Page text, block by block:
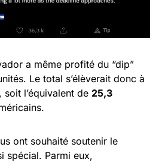
a même profité du “dip”
Le total s’élèverait donc à
soit l’équivalent de 25,3
ont souhaité soutenir le
spécial. Parmi eux,